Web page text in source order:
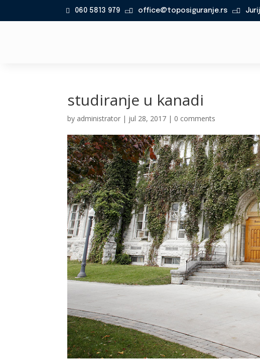
060 5813 979  office@toposiguranje.rs 
studiranje u kanadi
by administrator | jul 28, 2017 | 0 comments